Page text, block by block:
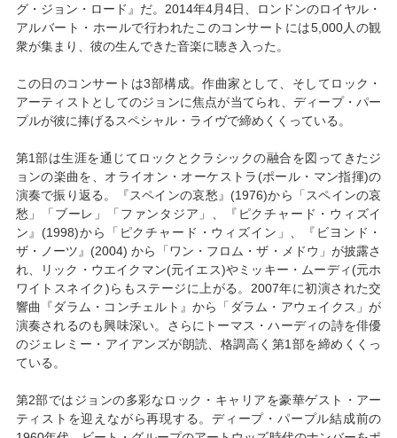
グ・ジョン・ロード』だ。2014年4月4日、ロンドンのロイヤル・
アルバート・ホールで行われたこのコンサートには5,000人の観
衆が集まり、彼の生んできた音楽に聴き入った。
この日のコンサートは3部構成。作曲家として、そしてロック・
アーティストとしてのジョンに焦点が当てられ、ディープ・パー
プルが彼に捧げるスペシャル・ライヴで締めくくっている。
第1部は生涯を通じてロックとクラシックの融合を図ってきたジ
ョンの楽曲を、オライオン・オーケストラ(ポール・マン指揮)の
演奏で振り返る。『スペインの哀愁』(1976)から「スペインの哀
愁」「ブーレ」「ファンタジア」、『ピクチャード・ウィズイ
ン』(1998)から「ピクチャード・ウィズイン」、『ビヨンド・
ザ・ノーツ』(2004) から「ワン・フロム・ザ・メドウ」が披露さ
れ、リック・ウエイクマン(元イエス)やミッキー・ムーディ(元ホ
ワイトスネイク)らもステージに上がる。2007年に初演された交
響曲『ダラム・コンチェルト』から「ダラム・アウェイクス」が
演奏されるのも興味深い。さらにトーマス・ハーディの詩を俳優
のジェレミー・アイアンズが朗読、格調高く第1部を締めくくっ
ている。
第2部ではジョンの多彩なロック・キャリアを豪華ゲスト・アー
ティストを迎えながら再現する。ディープ・パープル結成前の